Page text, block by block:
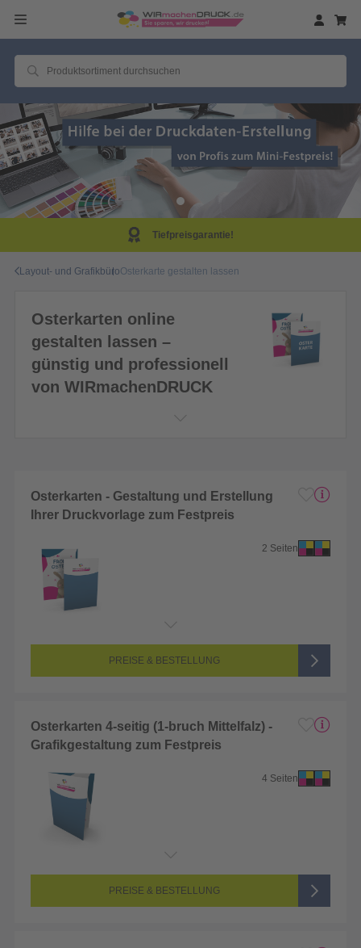
Layout- und GrafikbüroOsterkarte gestalten lassen
Osterkarten online
gestalten lassen –
günstig und professionell
von WIRmachenDRUCK
Osterkarten - Gestaltung und Erstellung
Ihrer Druckvorlage zum Festpreis
2 Seiten
PREISE & BESTELLUNG
Osterkarten 4-seitig (1-bruch Mittelfalz) -
Grafikgestaltung zum Festpreis
4 Seiten
PREISE & BESTELLUNG